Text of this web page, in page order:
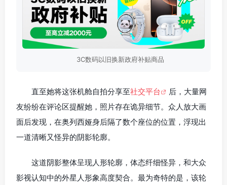
3C数码以旧换新政府补贴商品
直至她将这张机舱自拍分享至社交平台
后，大量网
友纷纷在评论区提醒她，照片存在诡异细节。众人放大画
面后发现，在奥列西娅身后隔了数个座位的位置，浮现出
一道清晰又怪异的阴影轮廓。
这道阴影整体呈现人形轮廓，体态纤细怪异，和大众
影视认知中的外星人形象高度契合。最为奇特的是，该轮